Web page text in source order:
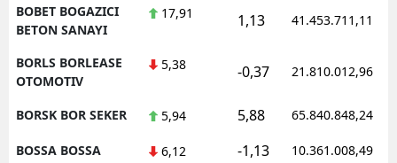
BOBET BOGAZICI
BETON SANAYI
17,91 1,13 41.453.711,11
BORLS BORLEASE
OTOMOTIV
5,38 -0,37 21.810.012,96
BORSK BOR SEKER 5,94 5,88 65.840.848,24
BOSSA BOSSA 6,12 -1,13 10.361.008,49